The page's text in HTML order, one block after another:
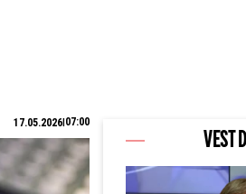
17.05.2026 07:00
VEST